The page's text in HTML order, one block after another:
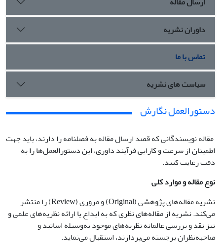
داوران نشریه
تماس با ما
سیاست های نشریه
دستورالعمل نگارش
مقاله نویسندگانی که قصد ارسال مقاله به فصلنامه را دارند، باید جهت
اطمینان از سرعت و کارایی فرآیند داوری، این دستورالعمل‌ها را به
دقت رعایت کنند.
نوع مقاله و موارد کلی
نشریه مقاله‌های پژوهشی (Original) و مروری (Review) را منتشر
می‌کند. نشریه از مقاله‌های نظری که به ابداع یا ارائه نظریه‌های علمی و
نیز نقد و بررسی عالمانه نظریه‌های موجود به‌وسیله اساتید و
صاحبه‌نظران برجسته می‌پردازند، استقبال می‌نماید.